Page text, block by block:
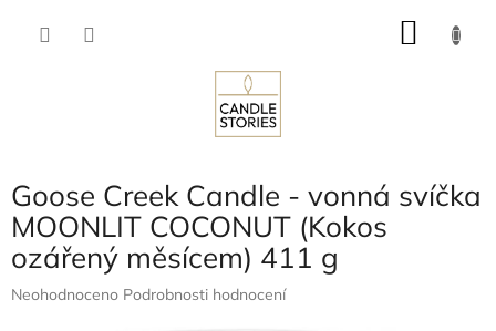
Goose Creek Candle - vonná svíčka
MOONLIT COCONUT (Kokos
ozářený měsícem) 411 g
Průměrné
Neohodnoceno Podrobnosti hodnocení